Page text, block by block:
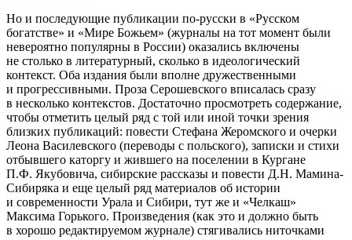
Но и последующие публикации по‐русски в «Русском
богатстве» и «Мире Божьем» (журналы на тот момент были
невероятно популярны в России) оказались включены
не столько в литературный, сколько в идеологический
контекст. Оба издания были вполне дружественными
и прогрессивными. Проза Серошевского вписалась сразу
в несколько контекстов. Достаточно просмотреть содержание,
чтобы отметить целый ряд с той или иной точки зрения
близких публикаций: повести Стефана Жеромского и очерки
Леона Василевского (переводы с польского), записки и стихи
отбывшего каторгу и жившего на поселении в Кургане
П.Ф. Якубовича, сибирские рассказы и повести Д.Н. Мамина‐
Сибиряка и еще целый ряд материалов об истории
и современности Урала и Сибири, тут же и «Челкаш»
Максима Горького. Произведения (как это и должно быть
в хорошо редактируемом журнале) стягивались ниточками